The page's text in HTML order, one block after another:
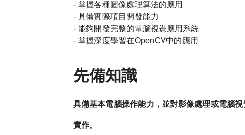
- 掌握各種圖像處理算法的應用
- 具備實際項目開發能力
- 能夠開發完整的電腦視覺應用系統
- 掌握深度學習在OpenCV中的應用
先備知識
具備基本電腦操作能力，並對影像處理或電腦
實作。